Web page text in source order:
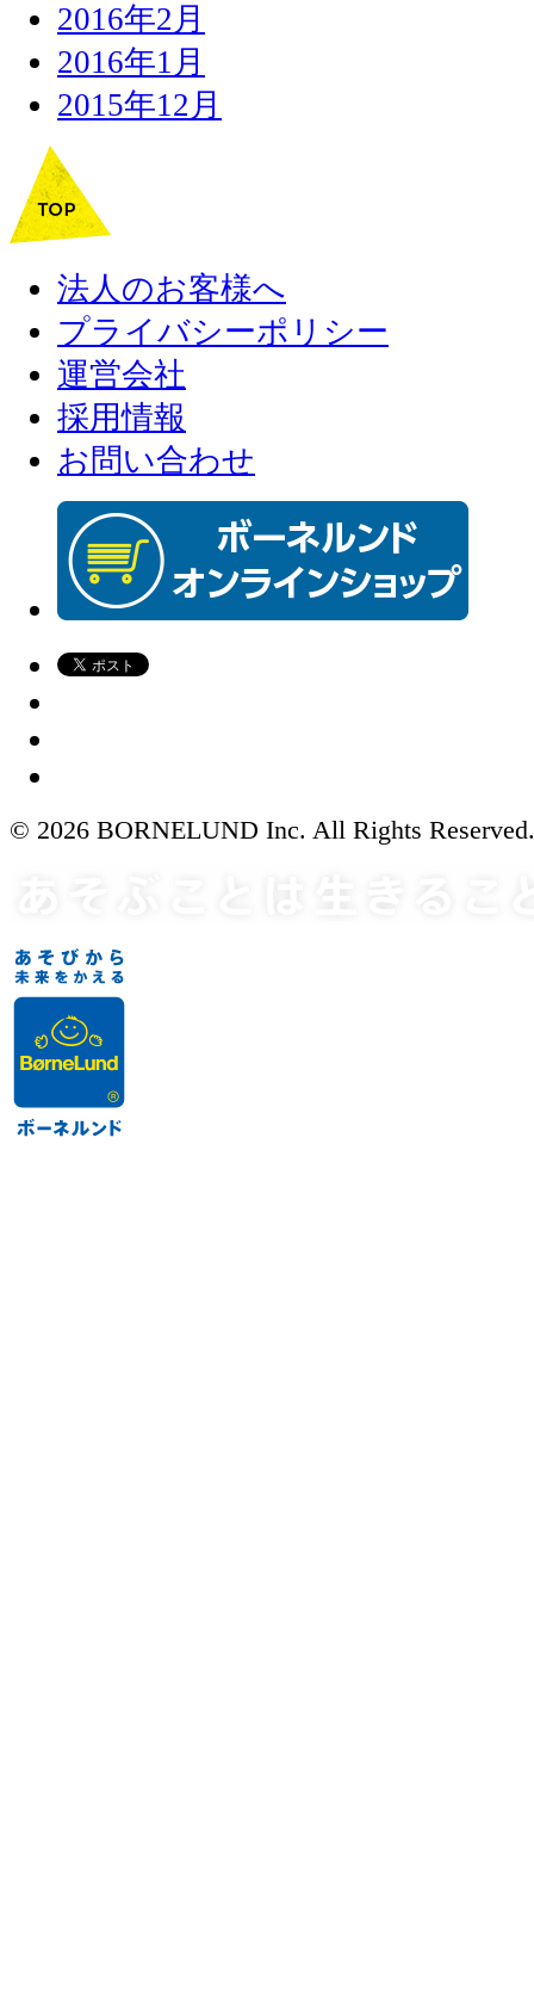
2016年2月
2016年1月
2015年12月
法人のお客様へ
プライバシーポリシー
運営会社
採用情報
お問い合わせ
© 2026 BORNELUND Inc. All Rights Reserved.